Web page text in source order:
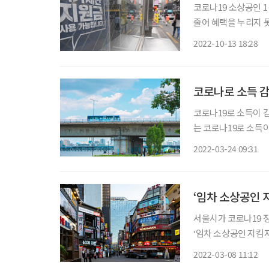
코로나19 소상공인
줄어 혜택을 누리지 못했다는 지적이 나
2022-10-13 18:28
코로나로 소득
코로나19로 소득이 감
는 코로나19로 소득
2022-03-24 09:31
‘임차 소상공인
서울시가 코로나19
‘임차 소상공인 지
2022-03-08 11:12